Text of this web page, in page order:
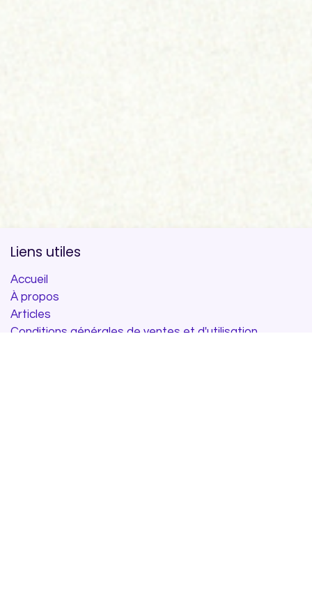
Liens utiles
Accueil
À propos
Articles
Conditions générales de ventes et d'utilisation